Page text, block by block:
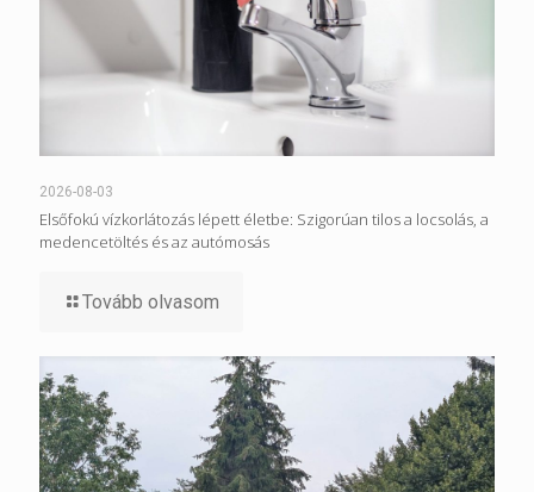
2026-08-03
Elsőfokú vízkorlátozás lépett életbe: Szigorúan tilos a locsolás, a
medencetöltés és az autómosás
Tovább olvasom